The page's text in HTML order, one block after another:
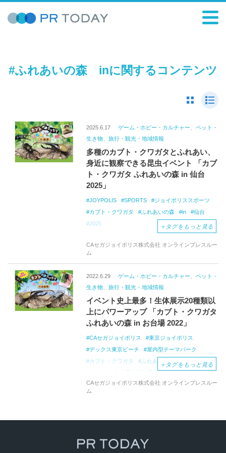
#ふれあいの森 inに関するコンテンツ
2025.6.17
ゲーム・ホビー・カルチャー、ペット・
生き物、旅行・観光・地域情報
多種のカブト・クワガタとふれあい、
身近に観察できる昆虫イベント 「カブ
ト・クワガタ ふれあいの森 in 仙台
2025」
JOYPOLIS SPORTS
ジョイポリススポーツ
カブト・クワガタ
ふれあいの森 in
仙台
2025
＋ タグをもっと見る
CAセガジョイポリス株式会社 オンラインプレスルー
ム
2022.6.29
ゲーム・ホビー・カルチャー、ペット・
生き物、旅行・観光・地域情報
イベント史上最多！生体展示20種類以
上にパワーアップ 「カブト・クワガタ
ふれあいの森 in お台場 2022」
CAセガジョイポリス
東京ジョイポリス
デックス東京ビーチ
屋内型テーマパーク
カブト・クワガタ
ふれあいの森 in
お台場
レアな昆虫
スキンシップ
熱中症の心配不要
コーカサスオオカブト
アトラスオオカブト
◆ 昆虫図鑑
パワーアップ
＋ タグをもっと見る
CAセガジョイポリス株式会社 オンラインプレスルー
ム